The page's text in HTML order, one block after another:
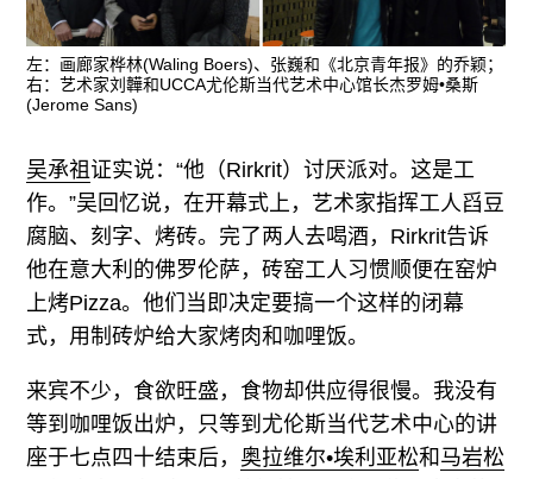
左：画廊家桦林(Waling Boers)、张巍和《北京青年报》的乔颖；
右：艺术家刘韡和UCCA尤伦斯当代艺术中心馆长杰罗姆•桑斯
(Jerome Sans)
吴承祖证实说：“他（Rirkrit）讨厌派对。这是工
作。”吴回忆说，在开幕式上，艺术家指挥工人舀豆
腐脑、刻字、烤砖。完了两人去喝酒，Rirkrit告诉
他在意大利的佛罗伦萨，砖窑工人习惯顺便在窑炉
上烤Pizza。他们当即决定要搞一个这样的闭幕
式，用制砖炉给大家烤肉和咖哩饭。
来宾不少，食欲旺盛，食物却供应得很慢。我没有
等到咖哩饭出炉，只等到尤伦斯当代艺术中心的讲
座于七点四十结束后， 奥拉维尔•埃利亚松和 马岩松